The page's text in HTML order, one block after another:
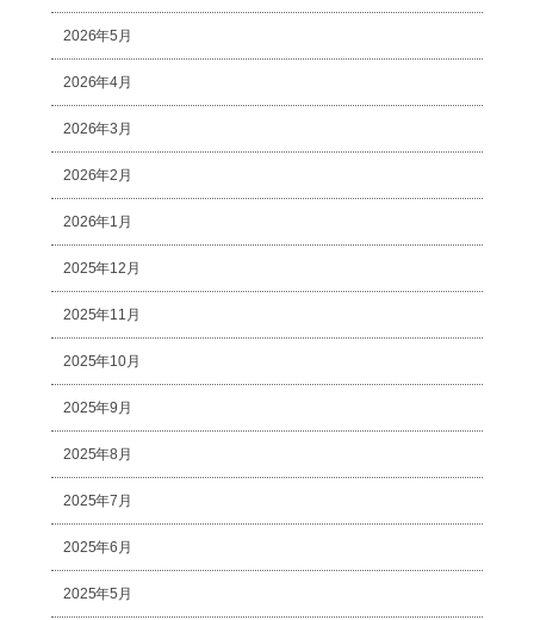
2026年5月
2026年4月
2026年3月
2026年2月
2026年1月
2025年12月
2025年11月
2025年10月
2025年9月
2025年8月
2025年7月
2025年6月
2025年5月